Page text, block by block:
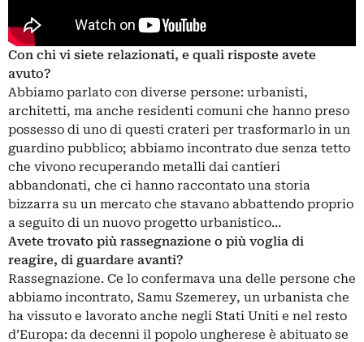
Con chi vi siete relazionati, e quali risposte avete
avuto?
Abbiamo parlato con diverse persone: urbanisti,
architetti, ma anche residenti comuni che hanno preso
possesso di uno di questi crateri per trasformarlo in un
guardino pubblico; abbiamo incontrato due senza tetto
che vivono recuperando metalli dai cantieri
abbandonati, che ci hanno raccontato una storia
bizzarra su un mercato che stavano abbattendo proprio
a seguito di un nuovo progetto urbanistico…
Avete trovato più rassegnazione o più voglia di
reagire, di guardare avanti?
Rassegnazione. Ce lo confermava una delle persone che
abbiamo incontrato, Samu Szemerey, un urbanista che
ha vissuto e lavorato anche negli Stati Uniti e nel resto
d’Europa: da decenni il popolo ungherese è abituato se